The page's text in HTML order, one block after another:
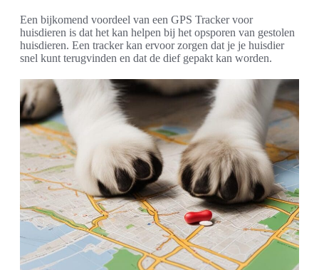
Een bijkomend voordeel van een GPS Tracker voor
huisdieren is dat het kan helpen bij het opsporen van gestolen
huisdieren. Een tracker kan ervoor zorgen dat je je huisdier
snel kunt terugvinden en dat de dief gepakt kan worden.